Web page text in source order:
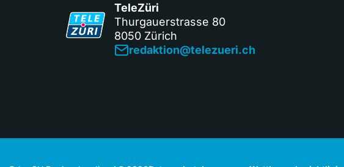
TeleZüri
Thurgauerstrasse 80
8050 Zürich
redaktion@telezueri.ch